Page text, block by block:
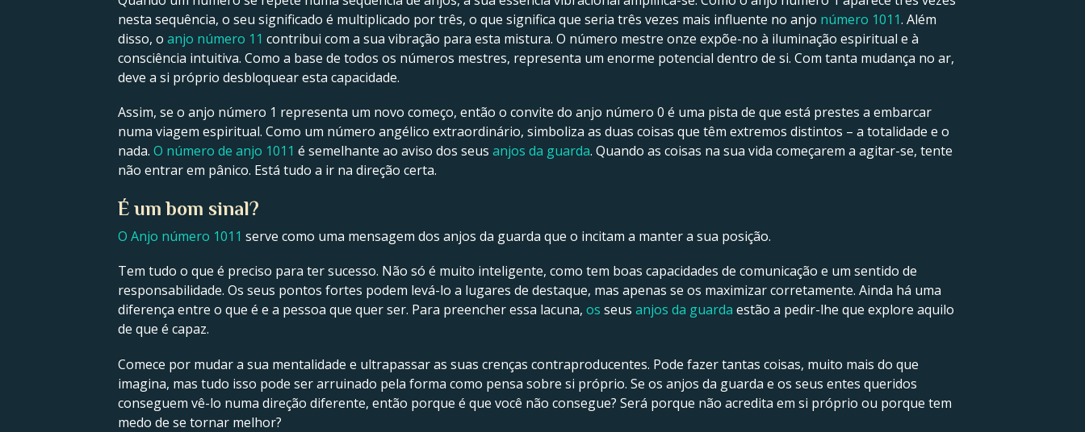
nesta sequência, o seu significado é multiplicado por três, o que significa que seria três vezes mais influente no anjo número 1011. Além
disso, o anjo número 11 contribui com a sua vibração para esta mistura. O número mestre onze expõe-no à iluminação espiritual e à
consciência intuitiva. Como a base de todos os números mestres, representa um enorme potencial dentro de si. Com tanta mudança no ar,
deve a si próprio desbloquear esta capacidade.
Assim, se o anjo número 1 representa um novo começo, então o convite do anjo número 0 é uma pista de que está prestes a embarcar
numa viagem espiritual. Como um número angélico extraordinário, simboliza as duas coisas que têm extremos distintos – a totalidade e o
nada. O número de anjo 1011 é semelhante ao aviso dos seus anjos da guarda. Quando as coisas na sua vida começarem a agitar-se, tente
não entrar em pânico. Está tudo a ir na direção certa.
É um bom sinal?
O Anjo número 1011 serve como uma mensagem dos anjos da guarda que o incitam a manter a sua posição.
Tem tudo o que é preciso para ter sucesso. Não só é muito inteligente, como tem boas capacidades de comunicação e um sentido de
responsabilidade. Os seus pontos fortes podem levá-lo a lugares de destaque, mas apenas se os maximizar corretamente. Ainda há uma
diferença entre o que é e a pessoa que quer ser. Para preencher essa lacuna, os seus anjos da guarda estão a pedir-lhe que explore aquilo
de que é capaz.
Comece por mudar a sua mentalidade e ultrapassar as suas crenças contraproducentes. Pode fazer tantas coisas, muito mais do que
imagina, mas tudo isso pode ser arruinado pela forma como pensa sobre si próprio. Se os anjos da guarda e os seus entes queridos
conseguem vê-lo numa direção diferente, então porque é que você não consegue? Será porque não acredita em si próprio ou porque tem
medo de se tornar melhor?